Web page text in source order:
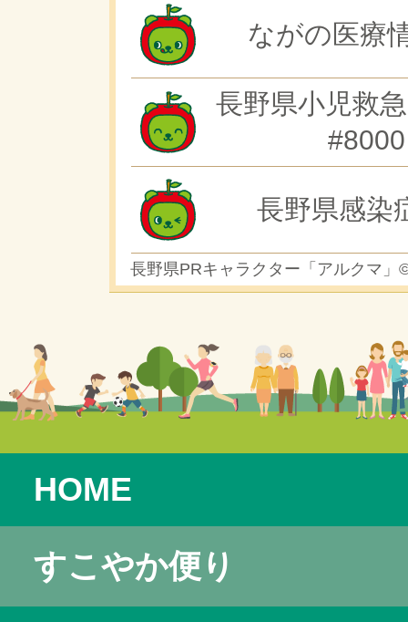
ながの医療
長野県小児救
#8000
長野県感染
長野県PRキャラクター「アルクマ」
HOME
すこやか便り